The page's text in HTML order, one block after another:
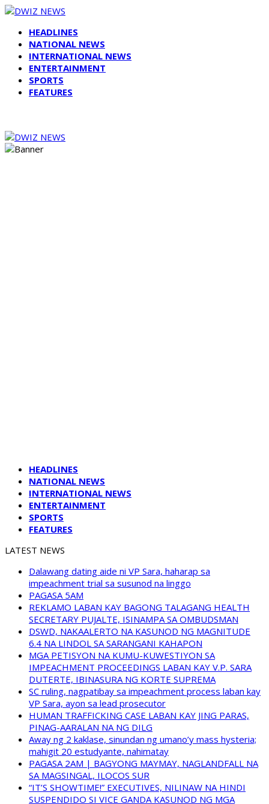
HEADLINES
NATIONAL NEWS
INTERNATIONAL NEWS
ENTERTAINMENT
SPORTS
FEATURES
HEADLINES
NATIONAL NEWS
INTERNATIONAL NEWS
ENTERTAINMENT
SPORTS
FEATURES
LATEST NEWS
Dalawang dating aide ni VP Sara, haharap sa
impeachment trial sa susunod na linggo
PAGASA 5AM
REKLAMO LABAN KAY BAGONG TALAGANG HEALTH
SECRETARY PUJALTE, ISINAMPA SA OMBUDSMAN
DSWD, NAKAALERTO NA KASUNOD NG MAGNITUDE
6.4 NA LINDOL SA SARANGANI KAHAPON
MGA PETISYON NA KUMU-KUWESTIYON SA
IMPEACHMENT PROCEEDINGS LABAN KAY V.P. SARA
DUTERTE, IBINASURA NG KORTE SUPREMA
SC ruling, nagpatibay sa impeachment process laban kay
VP Sara, ayon sa lead prosecutor
HUMAN TRAFFICKING CASE LABAN KAY JING PARAS,
PINAG-AARALAN NA NG DILG
Away ng 2 kaklase, sinundan ng umano’y mass hysteria;
mahigit 20 estudyante, nahimatay
PAGASA 2AM | BAGYONG MAYMAY, NAGLANDFALL NA
SA MAGSINGAL, ILOCOS SUR
“IT’S SHOWTIME!” EXECUTIVES, NILINAW NA HINDI
SUSPENDIDO SI VICE GANDA KASUNOD NG MGA